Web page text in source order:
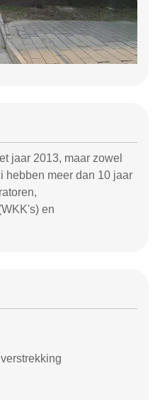
jaar 2013, maar zowel
hebben meer dan 10 jaar
en